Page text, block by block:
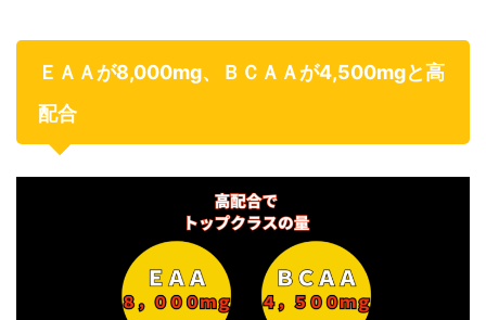
ＥＡＡが8,000mg、ＢＣＡＡが4,500mgと高
配合